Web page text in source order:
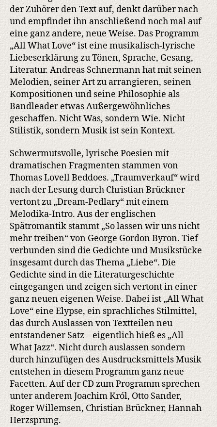
der Zuhörer den Text auf, denkt darüber nach
und empfindet ihn anschließend noch mal auf
eine ganz andere, neue Weise. Das Programm
„All What Love“ ist eine musikalisch-lyrische
Liebeserklärung zu Tönen, Sprache, Gesang,
Literatur. Andreas Schnermann hat mit seinen
Melodien, seiner Art zu arrangieren, seinen
Kompositionen und seine Philosophie als
Bandleader etwas Außergewöhnliches
geschaffen. Nicht Was, sondern Wie. Nicht
Stilistik, sondern Musik ist sein Kontext.
Schwermutsvolle, lyrische Poesien mit
dramatischen Fragmenten stammen von
Thomas Lovell Beddoes. „Traumverkauf“ wird
nach der Lesung durch Christian Brückner
vertont zu „Dream-Pedlary“ mit einem
Melodika-Intro. Aus der englischen
Spätromantik stammt „So lassen wir uns nicht
mehr treiben“ von George Gordon Byron. Tief
verbunden sind die Gedichte und Musikstücke
insgesamt durch das Thema „Liebe“. Die
Gedichte sind in die Literaturgeschichte
eingegangen und zeigen sich vertont in einer
ganz neuen eigenen Weise. Dabei ist „All What
Love“ eine Elypse, ein sprachliches Stilmittel,
das durch Auslassen von Textteilen neu
entstandener Satz – eigentlich hieß es „All
What Jazz“. Nicht durch auslassen sondern
durch hinzufügen des Ausdrucksmittels Musik
entstehen in diesem Programm ganz neue
Facetten. Auf der CD zum Programm sprechen
unter anderem Joachim Król, Otto Sander,
Roger Willemsen, Christian Brückner, Hannah
Herzsprung.